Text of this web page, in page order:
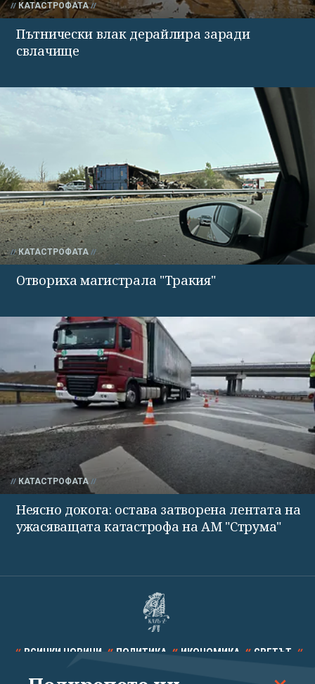
КАТАСТРОФАТА
Пътнически влак дерайлира заради
свлачище
КАТАСТРОФАТА
Отвориха магистрала "Тракия"
КАТАСТРОФАТА
Неясно докога: остава затворена лентата на
ужасяващата катастрофа на АМ "Струма"
ВСИЧКИ НОВИНИ ПОЛИТИКА ИКОНОМИКА СВЕТЪТ
СПОРТ КУЛТУРА ТЕХНОЛОГИИ КАЛЕЙДОСКОП